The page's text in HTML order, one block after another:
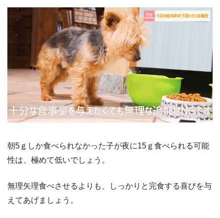
朝5ｇしか食べられなかった子が夜に15ｇ食べられる可能
性は、極めて低いでしょう。
無理矢理食べさせるよりも、しっかりと完食する喜びを与
えてあげましょう。